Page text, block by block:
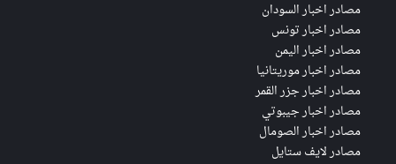
مصادر اخبار السودان
مصادر اخبار تونس
مصادر اخبار اليمن
مصادر اخبار موريتانيا
مصادر اخبار جزر القمر
مصادر اخبار جيبوتي
مصادر اخبار الصومال
مصادر لايف ستايل